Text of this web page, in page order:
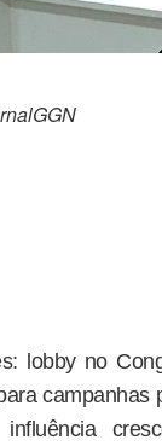
lobby no
campanhas
influência